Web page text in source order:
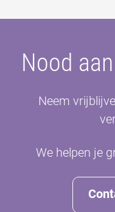
Nood
Neem
We helpen je